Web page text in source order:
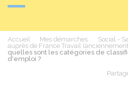
Accueil Mes démarches Social -
auprès de France Travail
quelles sont les catégories de
d'emploi ?